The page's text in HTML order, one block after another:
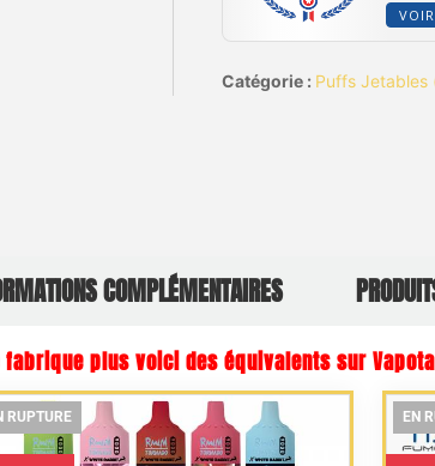
Catégorie : Puffs Jetables
COMPLÉMENTAIRES
fabrique plus voici des équivalents sur
RUPTURE
RUPTURE
RUPTURE EN
EN
EN